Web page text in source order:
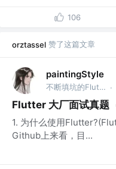
106
orztassel 赞了这篇文章
paintingStyle
不断填坑的Flutter程序猿 ·
Flutter 大厂面试真题
1. 为什么使用
Github上来看，目...